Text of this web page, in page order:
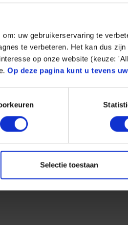
uw gebruikerservaring te
te verbeteren. Het kan dus
op onze website (keuze:
Op deze pagina kunt u tevens
Selectie toestaan
policy